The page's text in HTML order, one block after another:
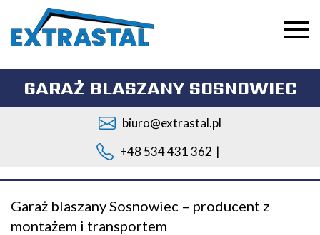
GARAŻ BLASZANY SOSNOWIEC
biuro@extrastal.pl
+48 534 431 362 |
Garaż blaszany Sosnowiec – producent z
montażem i transportem